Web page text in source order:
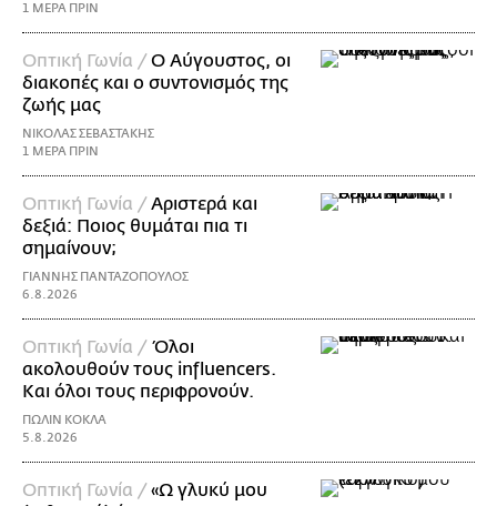
1 ΜΕΡΑ ΠΡΙΝ
Οπτική Γωνία /Ο Αύγουστος, οι
διακοπές και ο συντονισμός της
ζωής μας
ΝΙΚΟΛΑΣ ΣΕΒΑΣΤΑΚΗΣ
1 ΜΕΡΑ ΠΡΙΝ
Οπτική Γωνία /Αριστερά και
δεξιά: Ποιος θυμάται πια τι
σημαίνουν;
ΓΙΑΝΝΗΣ ΠΑΝΤΑΖΟΠΟΥΛΟΣ
6.8.2026
Οπτική Γωνία /Όλοι
ακολουθούν τους influencers.
Και όλοι τους περιφρονούν.
ΠΩΛΙΝ ΚΟΚΛΑ
5.8.2026
Οπτική Γωνία /«Ω γλυκύ μου